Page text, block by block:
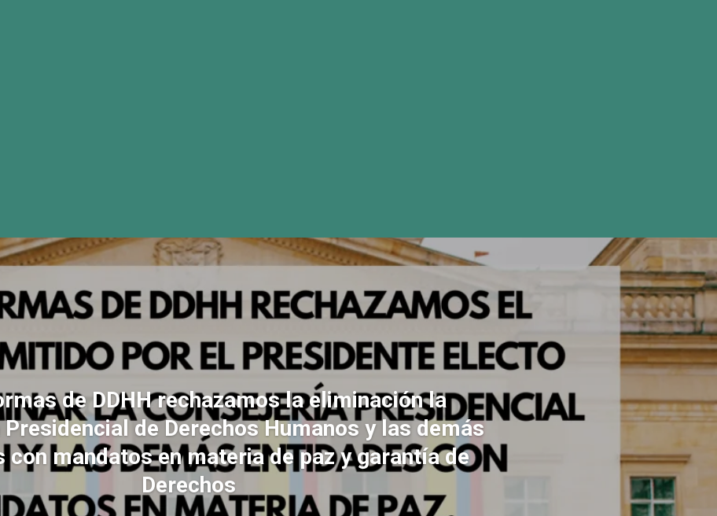
de DDHH rechazamos la eliminación la
de Derechos Humanos y las demás
con mandatos en materia de paz y garantía de
Derechos